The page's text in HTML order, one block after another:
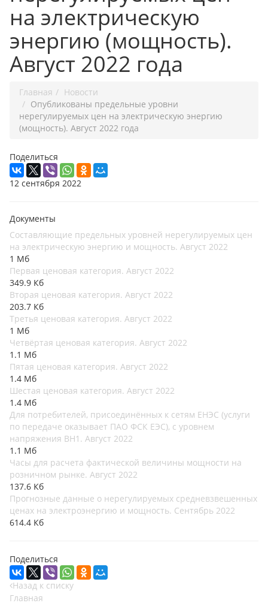
на электрическую
энергию (мощность).
Август 2022 года
Главная
Новости
Опубликованы предельные уровни
нерегулируемых цен на электрическую энергию
(мощность). Август 2022 года
Поделиться
12 сентября 2022
Документы
Составляющие предельных уровней нерегулируемых цен
на электрическую энергию и мощность. Август 2022
1 Мб
Первая ценовая категория. Август 2022
349.9 Кб
Вторая ценовая категория. Август 2022
203.7 Кб
Третья ценовая категория. Август 2022
1 Мб
Четвёртая ценовая категория. Август 2022
1.1 Мб
Пятая ценовая категория. Август 2022
1.4 Мб
Шестая ценовая категория. Август 2022
1.4 Мб
Для потребителей, присоединённых к сетям ЕНЭС (услуги
по передаче оказывает ПАО ФСК ЕЭС), с уровнем
напряжения ВН1. Август 2022
1.1 Мб
Часы для расчета фактической величины мощности на
розничном рынке. Август 2022
137.6 Кб
Прогнозные данные о нерегулируемых средневзвешенных
ценах на электроэнергию и мощность. Сентябрь 2022
614.4 Кб
Поделиться
Назад к списку
Главная